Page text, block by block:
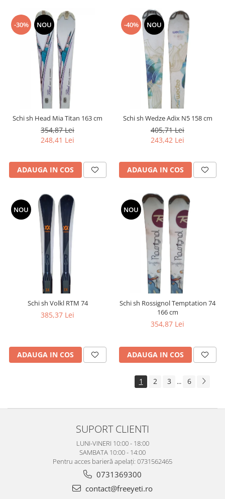
-30% NOU
Schi sh Head Mia Titan 163 cm
354,87 Lei
248,41 Lei
ADAUGA IN COS
-40% NOU
Schi sh Wedze Adix N5 158 cm
405,71 Lei
243,42 Lei
ADAUGA IN COS
NOU
Schi sh Volkl RTM 74
385,37 Lei
ADAUGA IN COS
NOU
Schi sh Rossignol Temptation 74
166 cm
354,87 Lei
ADAUGA IN COS
1 2 3 ... 6
SUPORT CLIENTI
LUNI-VINERI 10:00 - 18:00
SAMBATA 10:00 - 14:00
Pentru acces barieră apelați: 0731562465
0731369300
contact@freeyeti.ro